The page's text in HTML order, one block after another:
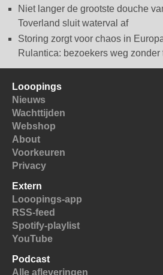
Niet langer de grootste douche
Toverland sluit waterval af
Storing zorgt voor chaos in
Rulantica: bezoekers weg zonder
Looopings
Nieuws
Wachttijden
Webshop
About
Voorkeuren
Privacy
Extern
Looopings-app
RSS-feed
Spotify-playlist
YouTube
Podcast
Alle afleveringen